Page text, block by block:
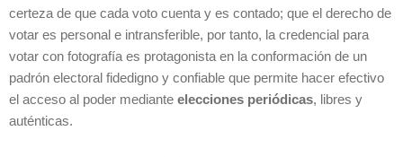
certeza de que cada voto cuenta y es contado; que el derecho de
votar es personal e intransferible, por tanto, la credencial para
votar con fotografía es protagonista en la conformación de un
padrón electoral fidedigno y confiable que permite hacer efectivo
el acceso al poder mediante elecciones periódicas, libres y
auténticas.